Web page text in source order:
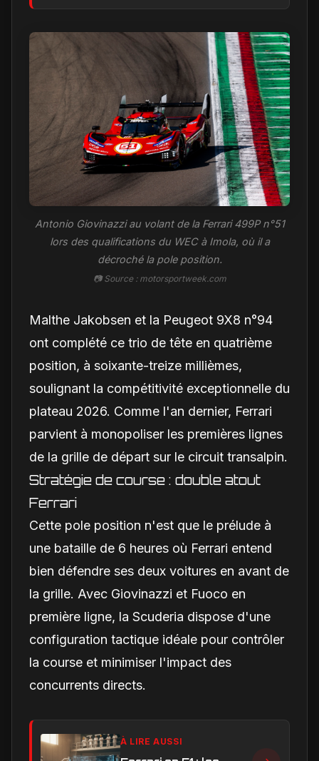
Antonio Giovinazzi au volant de la Ferrari 499P n°51
lors des qualifications du WEC à Imola, où il a
décroché la pole position.
📷 Source : motorsportweek.com
Malthe Jakobsen et la Peugeot 9X8 n°94
ont complété ce trio de tête en quatrième
position, à soixante-treize millièmes,
soulignant la compétitivité exceptionnelle du
plateau 2026. Comme l'an dernier, Ferrari
parvient à monopoliser les premières lignes
de la grille de départ sur le circuit transalpin.
Stratégie de course : double atout
Ferrari
Cette pole position n'est que le prélude à
une bataille de 6 heures où Ferrari entend
bien défendre ses deux voitures en avant de
la grille. Avec Giovinazzi et Fuoco en
première ligne, la Scuderia dispose d'une
configuration tactique idéale pour contrôler
la course et minimiser l'impact des
concurrents directs.
À LIRE AUSSI